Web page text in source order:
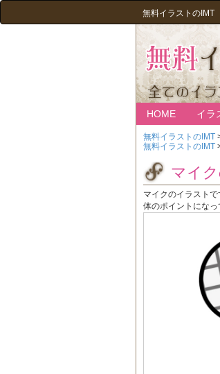
無料イラストのIMT
HOME イラ
無料イラストのIMT
無料イラストのIMT
マイ
マイクのイラスト
体のポイントにな